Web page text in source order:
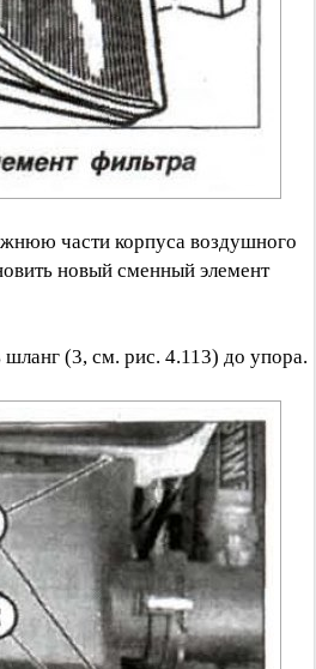
части корпуса воздушного
новый сменный элемент
шланг (3, см. рис. 4.113) до упора.